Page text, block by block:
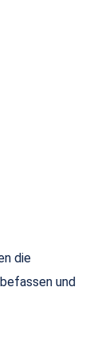
die
und